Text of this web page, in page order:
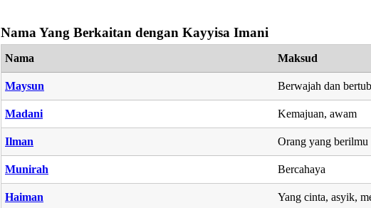
Nama Yang Berkaitan dengan Kayyisa Imani
Nama Maksud
Maysun Berwajah dan
Madani Kemajuan, awam
Ilman Orang yang berilmu
Munirah Bercahaya
Haiman Yang cinta, asyik,